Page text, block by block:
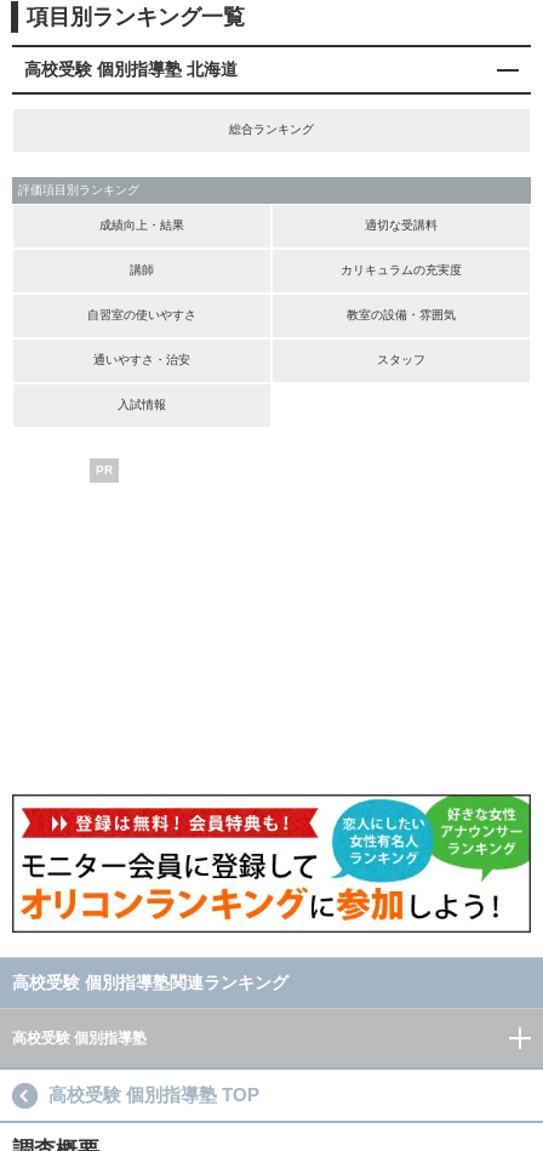
項目別ランキング一覧
高校受験 個別指導塾 北海道
総合ランキング
評価項目別ランキング
成績向上・結果 適切な受講料
講師 カリキュラムの充実度
自習室の使いやすさ 教室の設備・雰囲気
通いやすさ・治安 スタッフ
入試情報
PR
高校受験 個別指導塾関連ランキング
高校受験 個別指導塾
高校受験 個別指導塾 TOP